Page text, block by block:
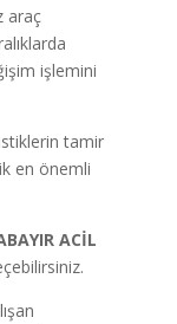
araç
işlemini
tamir
en önemli
ACİL